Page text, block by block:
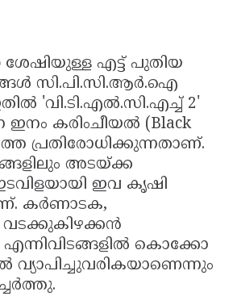
ശേഷിയുള്ള എട്ട് പുതിയ
സി.പി.സി.ആർ.ഐ
'വി.ടി.എൽ.സി.എച്ച് 2'
ഇനം കരിംചീയൽ (Black
പ്രതിരോധിക്കുന്നതാണ്.
അടയ്ക്ക
ഇവ കൃഷി
കർണാടക,
വടക്കുകിഴക്കൻ
കൊക്കോ
വ്യാപിച്ചുവരികയാണെന്നും